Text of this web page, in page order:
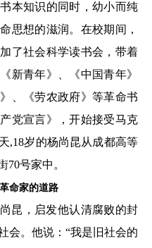
本知识的同时，幼小而纯
思想的滋润。在校期间，
了社会科学读书会，带着
新青年》、《中国青年》
、《劳农政府》等革命书
党宣言》，开始接受马克
,18岁的杨尚昆从成都高等
70号家中。
命家的道路
昆，启发他认清腐败的封
会。他说：“我是旧社会的